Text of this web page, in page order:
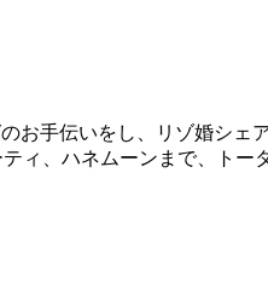
お手伝いをし、リゾ婚シ
ィ、ハネムーンまで、トー